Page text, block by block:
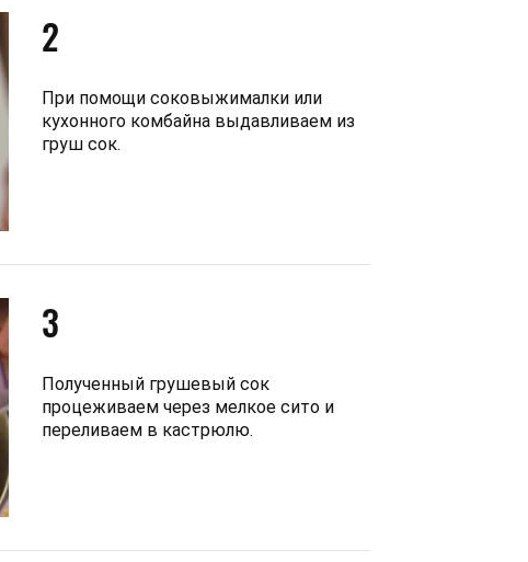
2
При помощи соковыжималки или
кухонного комбайна выдавливаем из
груш сок.
3
Полученный грушевый сок
процеживаем через мелкое сито и
переливаем в кастрюлю.